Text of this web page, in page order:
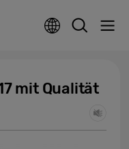
mit Qualität